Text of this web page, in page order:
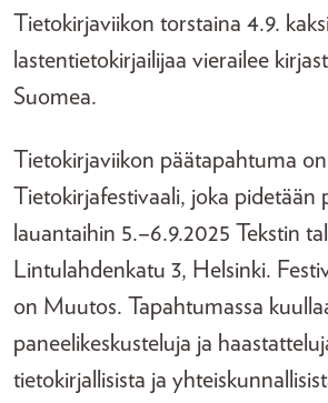
Tietokirjaviikon torstaina 4.9.
lastentietokirjailijaa vierailee
Suomea.
Tietokirjaviikon päätapahtuma on
Tietokirjafestivaali, joka pidetään
lauantaihin 5.–6.9.2025 Tekstin
Lintulahdenkatu 3, Helsinki.
on Muutos. Tapahtumassa
paneelikeskusteluja ja
tietokirjallisista ja